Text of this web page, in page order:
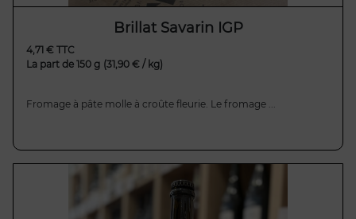
Brillat Savarin IGP
4,71 € TTC
La part de 150 g (31,90 € / kg)
Fromage à pâte molle à croûte fleurie. Le fromage ...